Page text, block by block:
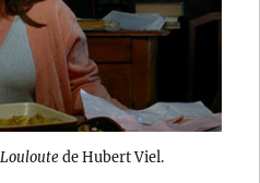
Louloutede Hubert Viel.